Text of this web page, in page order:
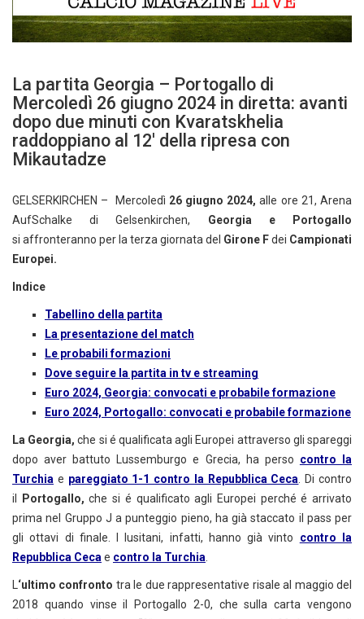
La partita Georgia – Portogallo di
Mercoledì 26 giugno 2024 in diretta: avanti
dopo due minuti con Kvaratskhelia
raddoppiano al 12′ della ripresa con
Mikautadze
GELSERKIRCHEN – Mercoledì 26 giugno 2024, alle ore 21, Arena
AufSchalke di Gelsenkirchen, Georgia e Portogallo
si affronteranno per la terza giornata del Girone Fdei Campionati
Europei.
Indice
Tabellino della partita
La presentazione del match
Le probabili formazioni
Dove seguire la partita in tv e streaming
Euro 2024, Georgia: convocati e probabile formazione
Euro 2024, Portogallo: convocati e probabile formazione
La Georgia, che si é qualificata agli Europei attraverso gli spareggi
dopo aver battuto Lussemburgo e Grecia, ha perso contro la
Turchia e pareggiato 1-1 contro la Repubblica Ceca. Di contro
il
Portogallo, che si é qualificato agli Europei perché é arrivato
prima nel Gruppo J a punteggio pieno, ha già staccato il pass per
gli ottavi di finale. I lusitani, infatti, hanno già vinto contro la
Repubblica Cecae contro la Turchia.
L‘ultimo confronto tra le due rappresentative risale al maggio del
2018 quando vinse il Portogallo 2-0, che sulla carta vengono